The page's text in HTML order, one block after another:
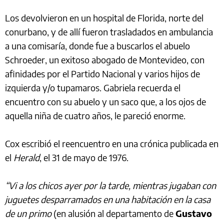
Los devolvieron en un hospital de Florida, norte del
conurbano, y de allí fueron trasladados en ambulancia
a una comisaría, donde fue a buscarlos el abuelo
Schroeder, un exitoso abogado de Montevideo, con
afinidades por el Partido Nacional y varios hijos de
izquierda y/o tupamaros. Gabriela recuerda el
encuentro con su abuelo y un saco que, a los ojos de
aquella niña de cuatro años, le pareció enorme.
Cox escribió el reencuentro en una crónica publicada en
el Herald, el 31 de mayo de 1976.
“Vi a los chicos ayer por la tarde, mientras jugaban con
juguetes desparramados en una habitación en la casa
de un primo(en alusión al departamento deGustavo